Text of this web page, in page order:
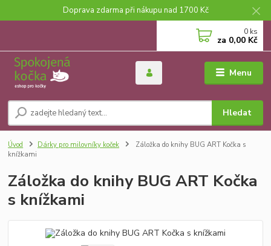
Doprava zdarma při nákupu nad 1700 Kč
Menu
Hledat
0 ks
za 0,00 Kč
Úvod Dárky pro milovníky koček
Záložka do knihy BUG ART Kočka s
knížkami
Záložka do knihy BUG ART Kočka
s knížkami